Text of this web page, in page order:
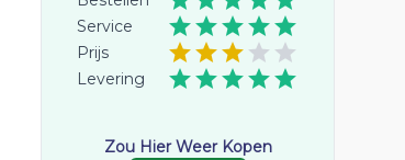
Service
Prijs
Levering
Zou Hier Weer Kopen